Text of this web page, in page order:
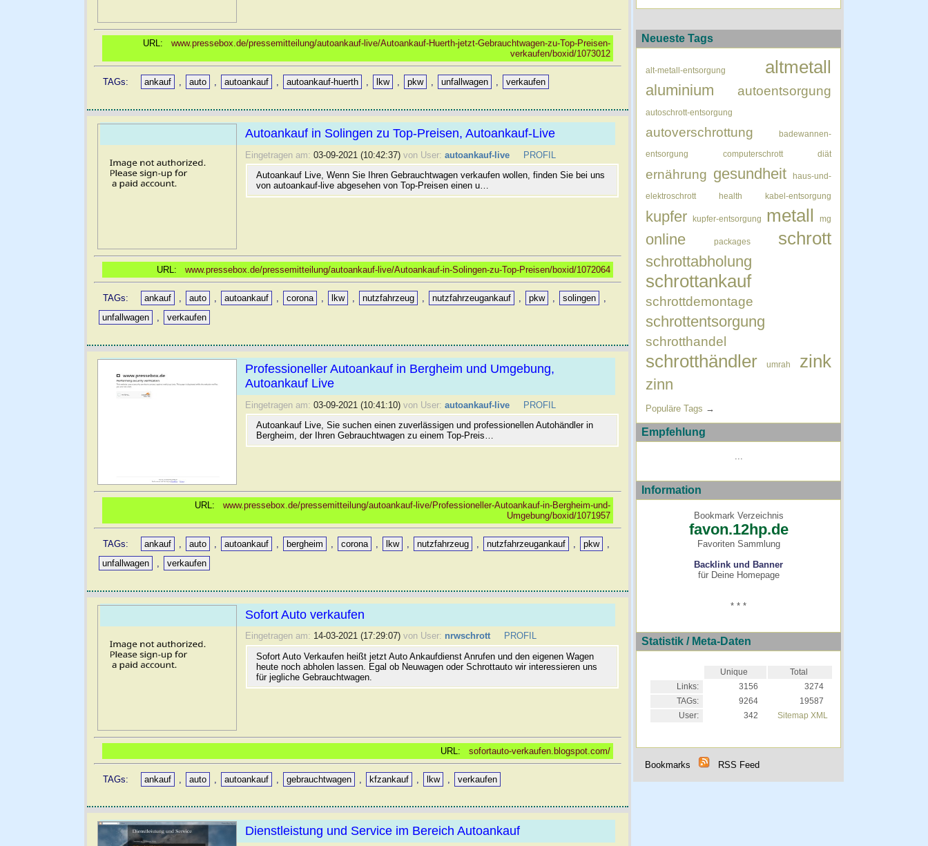
URL: www.pressebox.de/pressemitteilung/autoankauf-live/Autoankauf-Huerth-jetzt-Gebrauchtwagen-zu-Top-Preisen-
verkaufen/boxid/1073012
TAGs: ankauf , auto , autoankauf , autoankauf-huerth , lkw , pkw , unfallwagen , verkaufen
Autoankauf in Solingen zu Top-Preisen, Autoankauf-Live
Eingetragen am: 03-09-2021 (10:42:37) von User: autoankauf-live
PROFIL
Autoankauf Live, Wenn Sie Ihren Gebrauchtwagen verkaufen wollen, finden Sie bei uns
von autoankauf-live abgesehen von Top-Preisen einen u…
URL: www.pressebox.de/pressemitteilung/autoankauf-live/Autoankauf-in-Solingen-zu-Top-Preisen/boxid/1072064
TAGs: ankauf , auto , autoankauf , corona , lkw , nutzfahrzeug , nutzfahrzeugankauf , pkw , solingen
,
unfallwagen
, verkaufen
Professioneller Autoankauf in Bergheim und Umgebung,
Autoankauf Live
Eingetragen am: 03-09-2021 (10:41:10) von User: autoankauf-live
PROFIL
Autoankauf Live, Sie suchen einen zuverlässigen und professionellen Autohändler in
Bergheim, der Ihren Gebrauchtwagen zu einem Top-Preis…
URL: www.pressebox.de/pressemitteilung/autoankauf-live/Professioneller-Autoankauf-in-Bergheim-und-
Umgebung/boxid/1071957
TAGs: ankauf , auto , autoankauf , bergheim , corona , lkw , nutzfahrzeug , nutzfahrzeugankauf , pkw
,
unfallwagen
, verkaufen
Sofort Auto verkaufen
Eingetragen am: 14-03-2021 (17:29:07) von User: nrwschrott
PROFIL
Sofort Auto Verkaufen heißt jetzt Auto Ankaufdienst Anrufen und den eigenen Wagen
heute noch abholen lassen. Egal ob Neuwagen oder Schrottauto wir interessieren uns
für jegliche Gebrauchtwagen.
URL: sofortauto-verkaufen.blogspot.com/
TAGs: ankauf auto autoankauf gebrauchtwagen kfzankauf lkw verkaufen
Dienstleistung und Service im Bereich Autoankauf
Neueste Tags
alt-metall-entsorgung altmetall
aluminium autoentsorgung
autoschrott-entsorgung
autoverschrottung badewannen-
entsorgung computerschrott diät
ernährung gesundheit haus-und-
elektroschrott health kabel-entsorgung
kupfer kupfer-entsorgung metall mg
online packages schrott
schrottabholung
schrottankauf
schrottdemontage
schrottentsorgung
schrotthandel
schrotthändler umrah zink
zinn
Populäre Tags →
Empfehlung
Information
Bookmark Verzeichnis
favon.12hp.de
Favoriten Sammlung
Backlink und Banner
für Deine Homepage
* * *
Statistik / Meta-Daten
Unique
Total
Links:
3156
3274
TAGs:
9264
19587
User:
342 Sitemap XML
Bookmarks RSS Feed